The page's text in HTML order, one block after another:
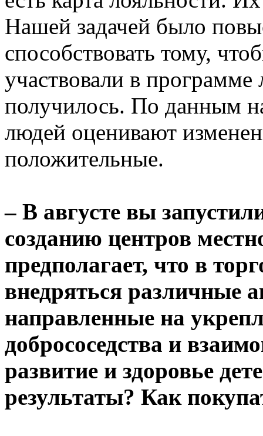
Нашей задачей было
способствовать тому,
участвовали в
получилось. По данным
людей оценивают
положительные.
– В августе вы
созданию центров
предполагает, что в
внедряться различные
направленные на
добрососедства и
развитие и здоровье
результаты? Как